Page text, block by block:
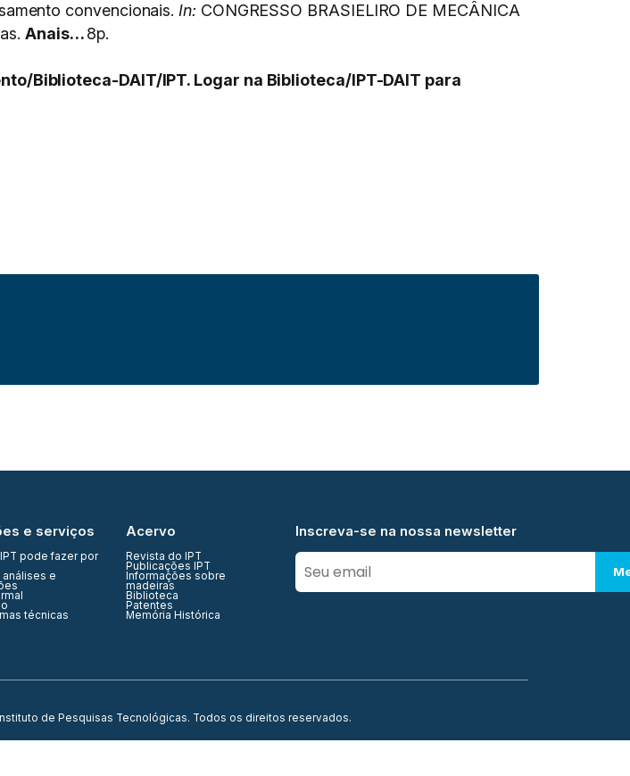
convencionais. In: CONGRESSO BRASIELIRO DE MECÂNICA
Anais…8p.
Biblioteca-DAIT/IPT. Logar na Biblioteca/IPT-DAIT para
e serviços
pode fazer por
análises e
técnicas
Acervo
Revista do IPT
Publicações IPT
Informações sobre
madeiras
Biblioteca
Patentes
Memória Histórica
Inscreva-se na nossa newsletter
de Pesquisas Tecnológicas. Todos os direitos reservados.